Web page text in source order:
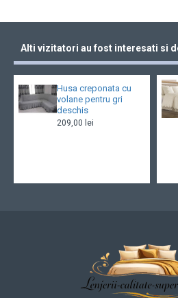
Alti vizitatori au fost interesati si
Husa creponata cu
volane pentru gri
deschis
209,00 lei